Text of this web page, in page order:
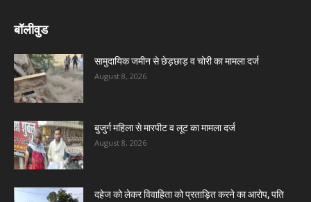
बॉलीवुड
सामुदायिक जमीन से छेड़छाड़ व चोरी का मामला दर्ज
August 8, 2026
बुजुर्ग महिला से मारपीट व लूट का मामला दर्ज
August 8, 2026
दहेज को लेकर विवाहिता को प्रताड़ित करने का आरोप, पति